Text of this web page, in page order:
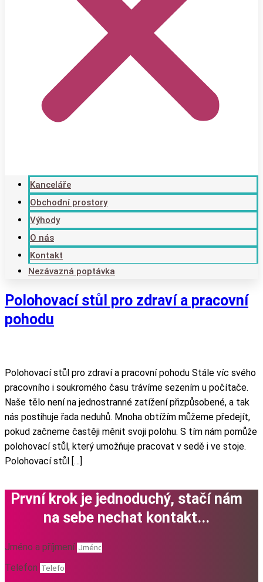
Kanceláře
Obchodní prostory
Výhody
O nás
Kontakt
Nezávazná poptávka
Polohovací stůl pro zdraví a pracovní
pohodu
Polohovací stůl pro zdraví a pracovní pohodu Stále víc svého
pracovního i soukromého času trávíme sezením u počítače.
Naše tělo není na jednostranné zatížení přizpůsobené, a tak
nás postihuje řada neduhů. Mnoha obtížím můžeme předejít,
pokud začneme častěji měnit svoji polohu. S tím nám pomůže
polohovací stůl, který umožňuje pracovat v sedě i ve stoje.
Polohovací stůl […]
První krok je jednoduchý, stačí nám
na sebe nechat kontakt...
Jméno a příjmení
Telefon